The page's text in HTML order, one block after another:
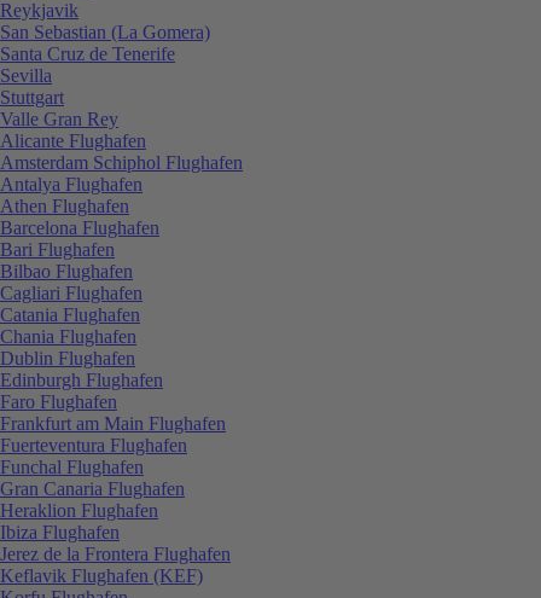
Reykjavik
San Sebastian (La Gomera)
Santa Cruz de Tenerife
Sevilla
Stuttgart
Valle Gran Rey
Alicante Flughafen
Amsterdam Schiphol Flughafen
Antalya Flughafen
Athen Flughafen
Barcelona Flughafen
Bari Flughafen
Bilbao Flughafen
Cagliari Flughafen
Catania Flughafen
Chania Flughafen
Dublin Flughafen
Edinburgh Flughafen
Faro Flughafen
Frankfurt am Main Flughafen
Fuerteventura Flughafen
Funchal Flughafen
Gran Canaria Flughafen
Heraklion Flughafen
Ibiza Flughafen
Jerez de la Frontera Flughafen
Keflavik Flughafen (KEF)